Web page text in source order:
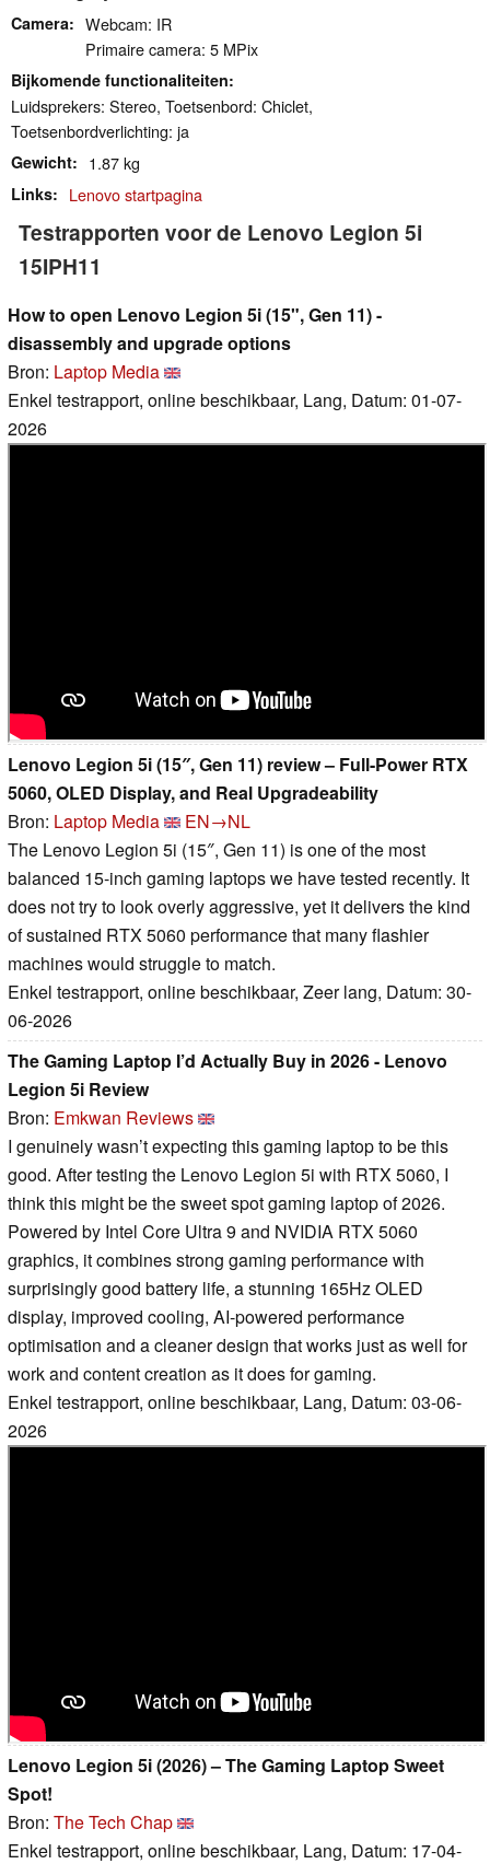
Camera
Webcam: IR
Primaire camera: 5 MPix
Bijkomende functionaliteiten
Luidsprekers: Stereo, Toetsenbord: Chiclet,
Toetsenbordverlichting: ja
Gewicht 1.87 kg
Links Lenovo startpagina
Testrapporten voor de Lenovo Legion 5i
15IPH11
How to open Lenovo Legion 5i (15", Gen 11) -
disassembly and upgrade options
Bron: Laptop Media
Enkel testrapport, online beschikbaar, Lang, Datum: 01-07-
2026
Lenovo Legion 5i (15″, Gen 11) review – Full-Power RTX
5060, OLED Display, and Real Upgradeability
Bron: Laptop Media
EN→NL
The Lenovo Legion 5i (15″, Gen 11) is one of the most
balanced 15-inch gaming laptops we have tested recently. It
does not try to look overly aggressive, yet it delivers the kind
of sustained RTX 5060 performance that many flashier
machines would struggle to match.
Enkel testrapport, online beschikbaar, Zeer lang, Datum: 30-
06-2026
The Gaming Laptop I’d Actually Buy in 2026 - Lenovo
Legion 5i Review
Bron: Emkwan Reviews
I genuinely wasn’t expecting this gaming laptop to be this
good. After testing the Lenovo Legion 5i with RTX 5060, I
think this might be the sweet spot gaming laptop of 2026.
Powered by Intel Core Ultra 9 and NVIDIA RTX 5060
graphics, it combines strong gaming performance with
surprisingly good battery life, a stunning 165Hz OLED
display, improved cooling, AI-powered performance
optimisation and a cleaner design that works just as well for
work and content creation as it does for gaming.
Enkel testrapport, online beschikbaar, Lang, Datum: 03-06-
2026
Lenovo Legion 5i (2026) – The Gaming Laptop Sweet
Spot!
Bron: The Tech Chap
Enkel testrapport, online beschikbaar, Lang, Datum: 17-04-